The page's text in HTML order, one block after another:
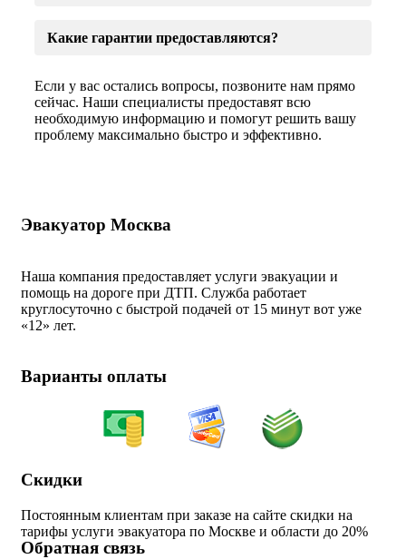
Какие гарантии предоставляются?
Если у вас остались вопросы, позвоните нам прямо
сейчас. Наши специалисты предоставят всю
необходимую информацию и помогут решить вашу
проблему максимально быстро и эффективно.
Эвакуатор Москва
Наша компания предоставляет услуги эвакуации и
помощь на дороге при ДТП. Служба работает
круглосуточно с быстрой подачей от 15 минут вот уже
«12» лет.
Варианты оплаты
Скидки
Постоянным клиентам при заказе на сайте скидки на
тарифы услуги эвакуатора по Москве и области до 20%
Обратная связь